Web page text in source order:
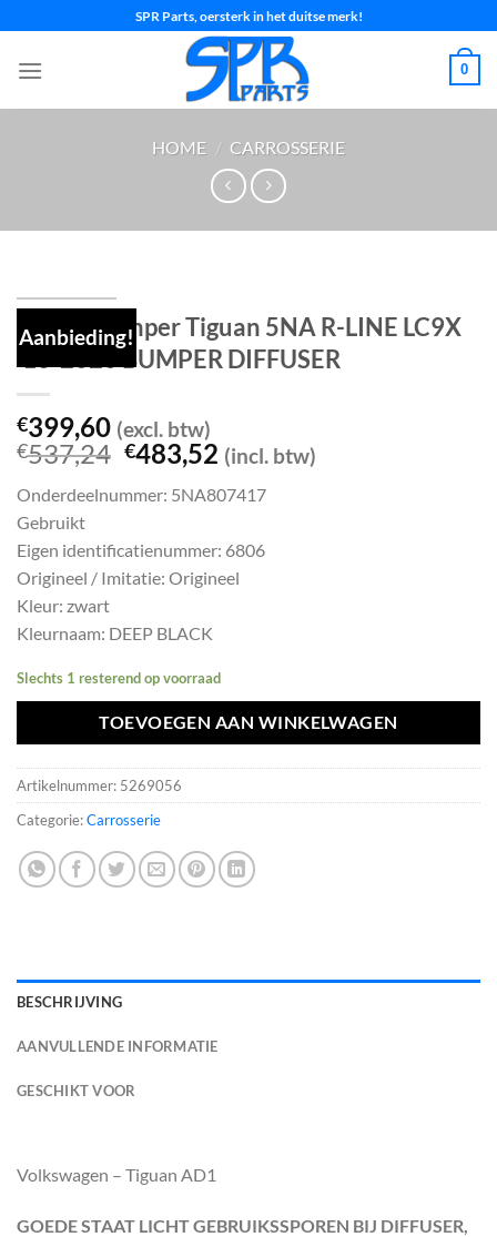
inhoud
SPR Parts, oersterk in het duitse merk!
0
HOME / CARROSSERIE
Aanbieding!
Achterbumper Tiguan 5NA R-LINE LC9X
’16-2020 BUMPER DIFFUSER
€399,60 (excl. btw)
€537,24 Oorspronkelijke
was:
€483,52 Huidige
prijs
is:
(incl. btw)
Onderdeelnummer: 5NA807417
Gebruikt
Eigen identificatienummer: 6806
Origineel / Imitatie: Origineel
Kleur: zwart
Kleurnaam: DEEP BLACK
Slechts 1 resterend op voorraad
TOEVOEGEN AAN WINKELWAGEN
Artikelnummer: 5269056
Categorie:Carrosserie
BESCHRIJVING
AANVULLENDE INFORMATIE
GESCHIKT VOOR
Volkswagen – Tiguan AD1
GOEDE STAAT LICHT GEBRUIKSSPOREN BIJ DIFFUSER,